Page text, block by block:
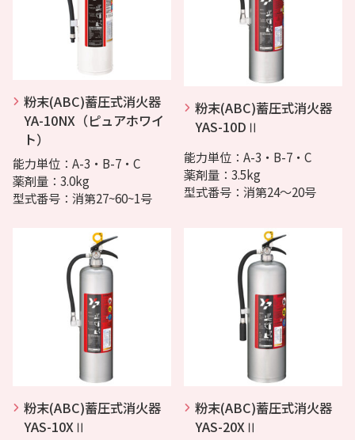
粉末(ABC)蓄圧式消火器
YA-10NX（ピュアホワイ
ト）
能力単位：A-3・B-7・C
薬剤量：3.0kg
型式番号：消第27~60~1号
粉末(ABC)蓄圧式消火器
YAS-10DⅡ
能力単位：A-3・B-7・C
薬剤量：3.5kg
型式番号：消第24～20号
粉末(ABC)蓄圧式消火器
YAS-10XⅡ
粉末(ABC)蓄圧式消火器
YAS-20XⅡ